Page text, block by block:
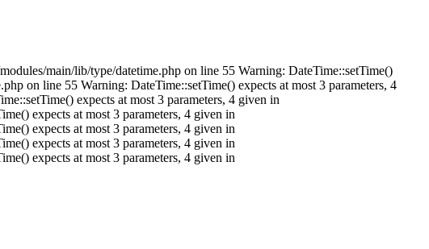
main/lib/type/datetime.php on line 55 Warning: DateTime::setTime()
on line 55 Warning: DateTime::setTime() expects at most 3 parameters, 4
expects at most 3 parameters, 4 given in
expects at most 3 parameters, 4 given in
expects at most 3 parameters, 4 given in
expects at most 3 parameters, 4 given in
expects at most 3 parameters, 4 given in